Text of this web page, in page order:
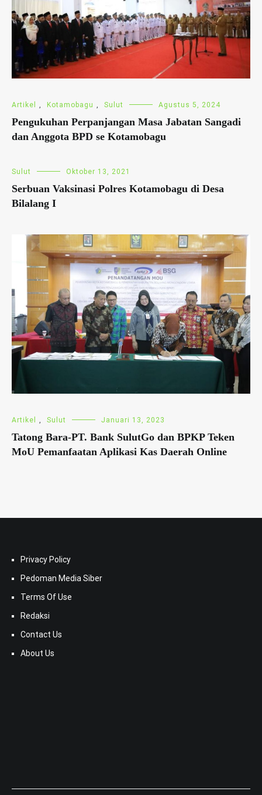
Artikel , Kotamobagu , Sulut Agustus 5, 2024
Pengukuhan Perpanjangan Masa Jabatan Sangadi
dan Anggota BPD se Kotamobagu
Sulut Oktober 13, 2021
Serbuan Vaksinasi Polres Kotamobagu di Desa
Bilalang I
Artikel , Sulut Januari 13, 2023
Tatong Bara-PT. Bank SulutGo dan BPKP Teken
MoU Pemanfaatan Aplikasi Kas Daerah Online
Privacy Policy
Pedoman Media Siber
Terms Of Use
Redaksi
Contact Us
About Us